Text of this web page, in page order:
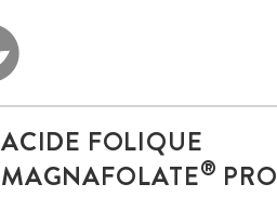
ACIDE FOLIQUE
MAGNAFOLATE® PRO